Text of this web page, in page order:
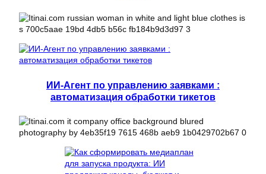
ИИ-Агент по управлению заявками :
автоматизация обработки тикетов